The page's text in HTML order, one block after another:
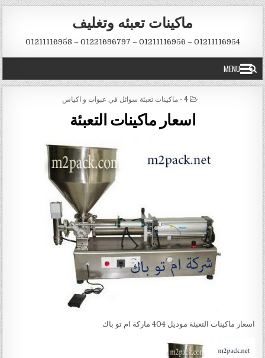
Skip to content
ماكينات تعبئه وتغليف
01211116954 – 01211116956 – 01221696797 – 01211116958
MENU
POSTED IN
4 - ماكينات تعبئة سوائل في عبوات و اكياس
اسعار ماكينات التعبئة
اسعار ماكينات التعبئة موديل 404 ماركة ام تو باك